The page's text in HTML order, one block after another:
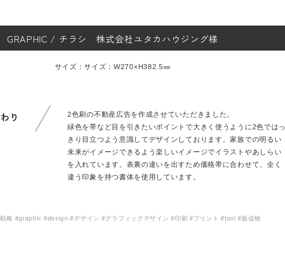
GRAPHIC / チラシ 株式会社ユタカハウジング様
サイズ：サイズ：W270×H382.5㎜
り
2色刷の不動産広告を作成させていただきました。
緑色を帯など目を引きたいポイントで大きく使うように2色ではっ
きり目立つよう意識してデザインしております。家族での明るい
未来がイメージできるよう楽しいイメージでイラストやあしらい
を入れています。表裏の違いを出すため価格帯に合わせて、全く
違う印象を持つ書体を使用しています。
略 #graphic #design #デザイン #グラフィックデザイン #印刷 #プリント #tool #販促物